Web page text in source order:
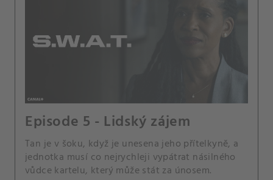
Episode 5 - Lidský zájem
Tan je v šoku, když je unesena jeho přítelkyně, a
jednotka musí co nejrychleji vypátrat násilného
vůdce kartelu, který může stát za únosem.